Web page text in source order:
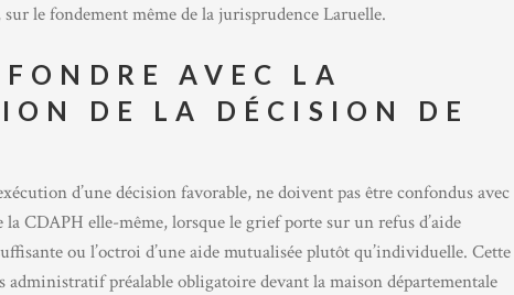
sur le fondement même de la jurisprudence Laruelle.
AVEC LA
DE LA DÉCISION DE
d’une décision favorable, ne doivent pas être confondus avec
CDAPH elle-même, lorsque le grief porte sur un refus d’aide
ou l’octroi d’une aide mutualisée plutôt qu’individuelle. Cette
administratif préalable obligatoire devant la maison départementale